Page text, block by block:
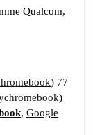
Qualcom,
) 77
)
, Google